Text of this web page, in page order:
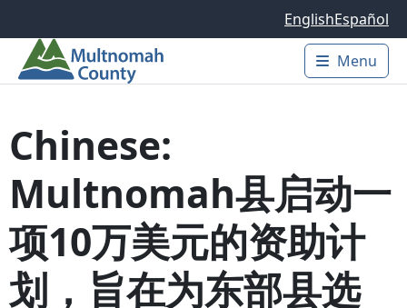
EnglishEspañol
Main
Menu
Chinese:
Multnomah县启动一
项10万美元的资助计
划，旨在为东部县选